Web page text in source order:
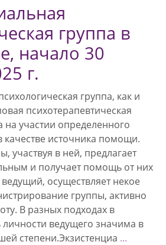
группа в
начало 30
г.
группа, как и
психотерапевтическая
на участии определенного
качестве источника помощи.
участвуя в ней, предлагает
и получает помощь от них
осуществляет некое
группы, активно
В разных подходах в
ведущего значима в
степени.Экзистенциа ...